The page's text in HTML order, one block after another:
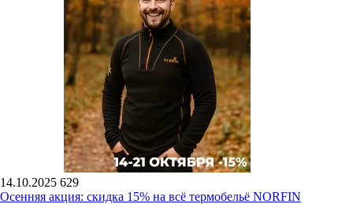
14.10.2025 629
Осенняя акция: скидка 15% на всё термобельё NORFIN